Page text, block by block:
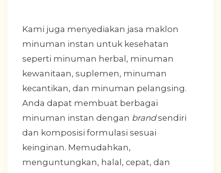
Kami juga menyediakan jasa maklon
minuman instan untuk kesehatan
seperti minuman herbal, minuman
kewanitaan, suplemen, minuman
kecantikan, dan minuman pelangsing.
Anda dapat membuat berbagai
minuman instan dengan brandsendiri
dan komposisi formulasi sesuai
keinginan. Memudahkan,
menguntungkan, halal, cepat, dan